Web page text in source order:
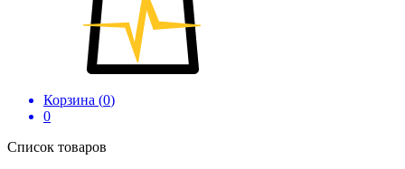
Корзина (0)
0
Список товаров